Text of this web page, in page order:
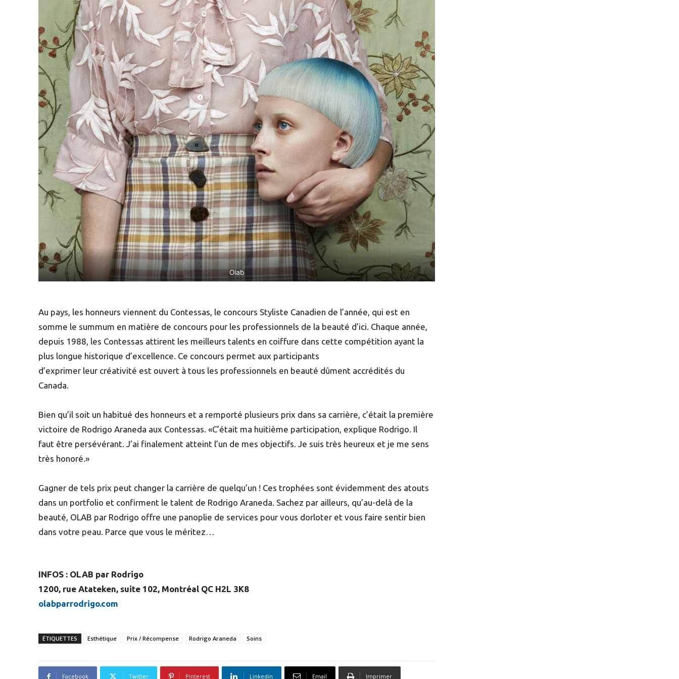
Olab
Au pays, les honneurs viennent du Contessas, le concours Styliste Canadien de l’année, qui est en
somme le summum en matière de concours pour les professionnels de la beauté d’ici. Chaque année,
depuis 1988, les Contessas attirent les meilleurs talents en coiffure dans cette compétition ayant la
plus longue historique d’excellence. Ce concours permet aux participants
d’exprimer leur créativité est ouvert à tous les professionnels en beauté dûment accrédités du
Canada.
Bien qu’il soit un habitué des honneurs et a remporté plusieurs prix dans sa carrière, c’était la première
victoire de Rodrigo Araneda aux Contessas. «C’était ma huitième participation, explique Rodrigo. Il
faut être persévérant. J’ai finalement atteint l’un de mes objectifs. Je suis très heureux et je me sens
très honoré.»
Gagner de tels prix peut changer la carrière de quelqu’un ! Ces trophées sont évidemment des atouts
dans un portfolio et confirment le talent de Rodrigo Araneda. Sachez par ailleurs, qu’au-delà de la
beauté, OLAB par Rodrigo offre une panoplie de services pour vous dorloter et vous faire sentir bien
dans votre peau. Parce que vous le méritez…
INFOS : OLAB par Rodrigo
1200, rue Atateken, suite 102, Montréal QC H2L 3K8
olabparrodrigo.com
ÉTIQUETTES Esthétique Prix / Récompense Rodrigo Araneda Soins
Facebook Twitter Pinterest Linkedin Email Imprimer